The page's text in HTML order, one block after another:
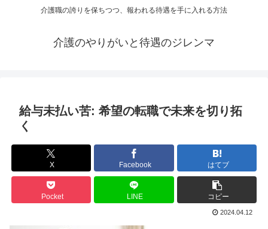
介護職の誇りを保ちつつ、報われる待遇を手に入れる方法
介護のやりがいと待遇のジレンマ
給与未払い苦: 希望の転職で未来を切り拓
く
X Facebook はてブ
Pocket LINE コピー
2024.04.12